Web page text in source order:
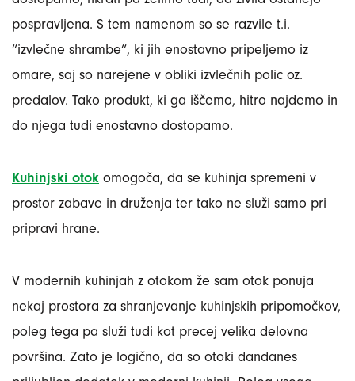
pospravljena. S tem namenom so se razvile t.i.
”izvlečne shrambe”, ki jih enostavno pripeljemo iz
omare, saj so narejene v obliki izvlečnih polic oz.
predalov. Tako produkt, ki ga iščemo, hitro najdemo in
do njega tudi enostavno dostopamo.
Kuhinjski otok omogoča, da se kuhinja spremeni v
prostor zabave in druženja ter tako ne služi samo pri
pripravi hrane.
V modernih kuhinjah z otokom že sam otok ponuja
nekaj prostora za shranjevanje kuhinjskih pripomočkov,
poleg tega pa služi tudi kot precej velika delovna
površina. Zato je logično, da so otoki dandanes